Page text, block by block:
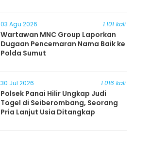
03 Agu 2026 1.101 kali
Wartawan MNC Group Laporkan
Dugaan Pencemaran Nama Baik ke
Polda Sumut
30 Jul 2026 1.016 kali
Polsek Panai Hilir Ungkap Judi
Togel di Seiberombang, Seorang
Pria Lanjut Usia Ditangkap